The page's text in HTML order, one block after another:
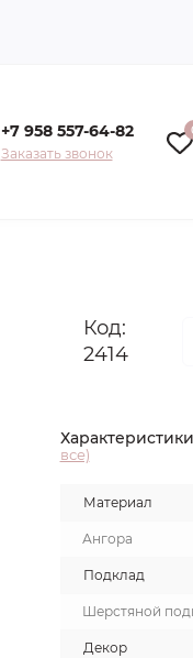
+7 958 557-64-82
Заказать звонок
Код:
2414
все)
Материал
Ангора
Подклад
Шерстяной
Декор